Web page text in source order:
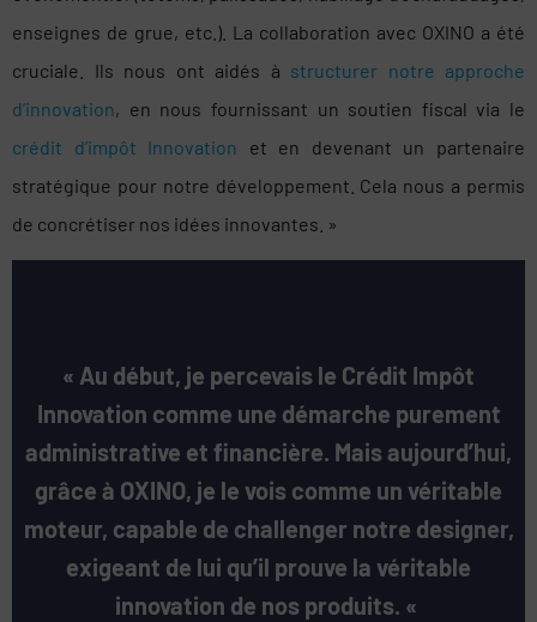
enseignes de grue, etc.). La collaboration avec OXINO a été
cruciale. Ils nous ont aidés à structurer notre approche
d’innovation, en nous fournissant un soutien fiscal via le
crédit d’impôt Innovation et en devenant un partenaire
stratégique pour notre développement. Cela nous a permis
de concrétiser nos idées innovantes. »
« Au début, je percevais le Crédit Impôt
Innovation comme une démarche purement
administrative et financière. Mais aujourd’hui,
grâce à OXINO, je le vois comme un véritable
moteur, capable de challenger notre designer,
exigeant de lui qu’il prouve la véritable
innovation de nos produits. «